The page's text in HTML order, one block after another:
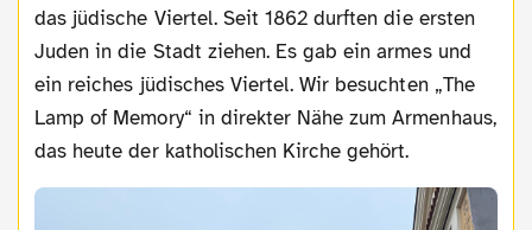
das jüdische Viertel. Seit 1862 durften die ersten
Juden in die Stadt ziehen. Es gab ein armes und
ein reiches jüdisches Viertel. Wir besuchten „The
Lamp of Memory“ in direkter Nähe zum Armenhaus,
das heute der katholischen Kirche gehört.